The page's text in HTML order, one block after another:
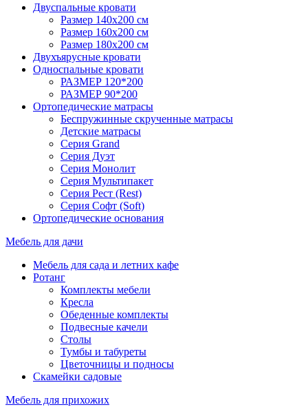
Двуспальные кровати
Размер 140х200 см
Размер 160х200 см
Размер 180х200 см
Двухъярусные кровати
Односпальные кровати
РАЗМЕР 120*200
РАЗМЕР 90*200
Ортопедические матрасы
Беспружинные скрученные матрасы
Детские матрасы
Серия Grand
Серия Дуэт
Серия Монолит
Серия Мультипакет
Серия Рест (Rest)
Серия Софт (Soft)
Ортопедические основания
Мебель для дачи
Мебель для сада и летних кафе
Ротанг
Комплекты мебели
Кресла
Обеденные комплекты
Подвесные качели
Столы
Тумбы и табуреты
Цветочницы и подносы
Скамейки садовые
Мебель для прихожих